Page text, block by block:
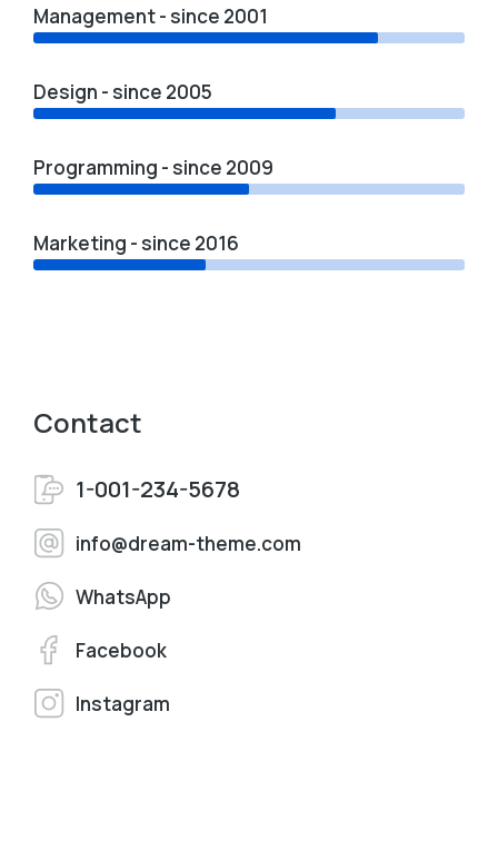
Management - since 2001
Design - since 2005
Programming - since 2009
Marketing - since 2016
Contact
1-001-234-5678
info@dream-theme.com
WhatsApp
Facebook
Instagram